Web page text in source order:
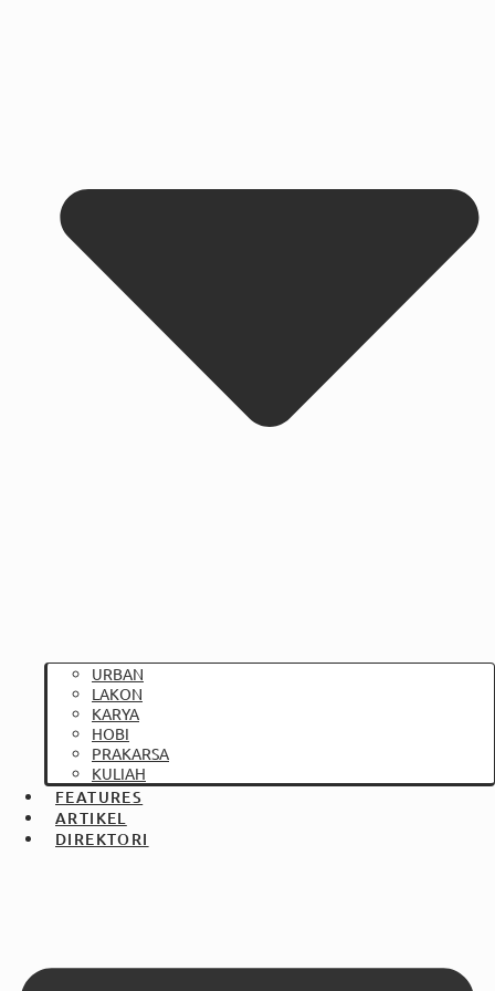
URBAN
LAKON
KARYA
HOBI
PRAKARSA
KULIAH
FEATURES
ARTIKEL
DIREKTORI